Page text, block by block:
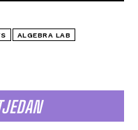
ALGEBRA LAB